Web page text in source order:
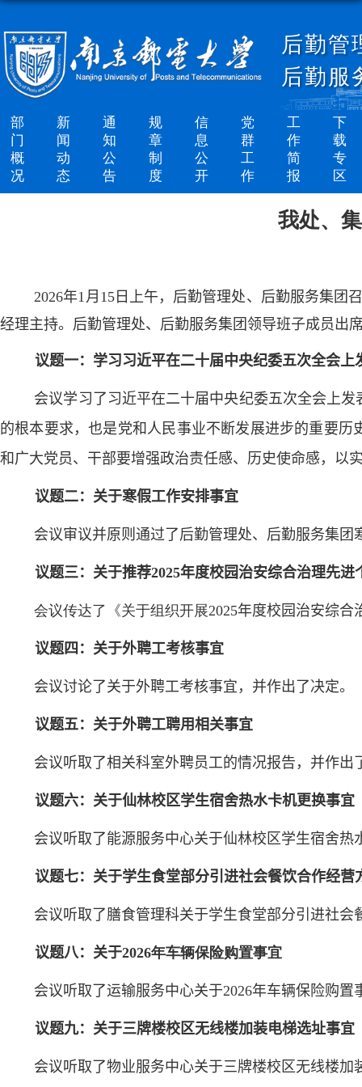
后勤管
后勤服
部
门
概
况
新
闻
动
态
通
知
公
告
规
章
制
度
信
息
公
开
党
群
工
作
工
作
简
报
下
载
专
区
我处、
2026年1月 15日 上午，后勤管理处、后勤服务集团
经理主持。后勤管理处、后勤服务集团领导班子成员出
议题一：学习习近平在二十届中央纪委五次全会上
会议学习了习近平在二十届中央纪委五次全会上发
的根本要求，也是党和人民事业不断发展进步的重要
和广大党员、干部要增强政治责任感、历史使命感，以
议题二：关于寒假工作安排事宜
会议审议并原则通过了后勤管理处、后勤服务集团
议题三：关于推荐2025年度校园治安综合治理先进
会议传达了《关于组织开展2025年度校园治安综合
议题四：关于外聘工考核事宜
会议讨论了关于外聘工考核事宜，并作出了决定。
议题五：关于外聘工聘用相关事宜
会议听取了相关科室外聘员工的情况报告 ， 并作出
议题六：关于仙林校区学生宿舍热水卡机更换事宜
会议听取了能源服务中心关于仙林校区学生宿舍
议题七：关于学生食堂部分引进社会餐饮合作经营
会议听取了膳食管理科关于学生食堂部分引进社
议题八：关于2026年车辆保险购置事宜
会议听取了运输服务中心关于2026年车辆保险购置
议题九：关于三牌楼校区无线楼加装电梯选址事宜
会议听取了物业服务中心关于三牌楼校区无线楼